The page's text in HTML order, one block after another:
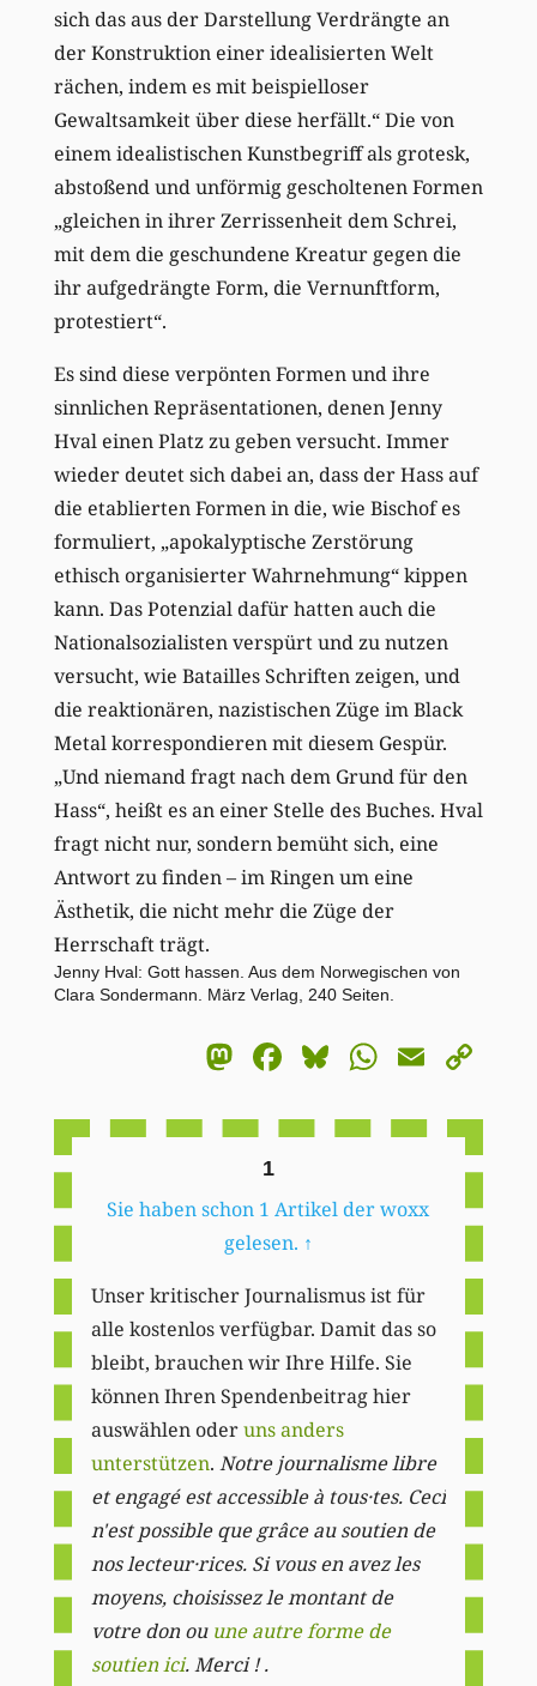
sich das aus der Darstellung Verdrängte an
der Konstruktion einer idealisierten Welt
rächen, indem es mit beispielloser
Gewaltsamkeit über diese herfällt.“ Die von
einem idealistischen Kunstbegriff als grotesk,
abstoßend und unförmig gescholtenen Formen
„gleichen in ihrer Zerrissenheit dem Schrei,
mit dem die geschundene Kreatur gegen die
ihr aufgedrängte Form, die Vernunftform,
protestiert“.
Es sind diese verpönten Formen und ihre
sinnlichen Repräsentationen, denen Jenny
Hval einen Platz zu geben versucht. Immer
wieder deutet sich dabei an, dass der Hass auf
die etablierten Formen in die, wie Bischof es
formuliert, „apokalyptische Zerstörung
ethisch organisierter Wahrnehmung“ kippen
kann. Das Potenzial dafür hatten auch die
Nationalsozialisten verspürt und zu nutzen
versucht, wie Batailles Schriften zeigen, und
die reaktionären, nazistischen Züge im Black
Metal korrespondieren mit diesem Gespür.
„Und niemand fragt nach dem Grund für den
Hass“, heißt es an einer Stelle des Buches. Hval
fragt nicht nur, sondern bemüht sich, eine
Antwort zu finden – im Ringen um eine
Ästhetik, die nicht mehr die Züge der
Herrschaft trägt.
Jenny Hval: Gott hassen. Aus dem Norwegischen von
Clara Sondermann. März Verlag, 240 Seiten.
Mastodon
Facebook
BlueskyEmail
1
Sie haben schon 1 Artikel der woxx
gelesen. ↑
Unser kritischer Journalismus ist für
alle kostenlos verfügbar. Damit das so
bleibt, brauchen wir Ihre Hilfe. Sie
können Ihren Spendenbeitrag hier
auswählen oderuns anders
unterstützen. Notre journalisme libre
et engagé est accessible à tous·tes. Ceci
n'est possible que grâce au soutien de
nos lecteur·rices. Si vous en avez les
moyens, choisissez le montant de
votre don ou une autre forme de
soutien ici. Merci ! .